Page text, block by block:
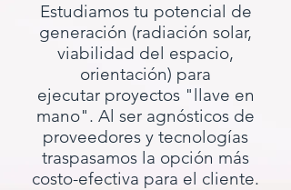
Estudiamos tu potencial de
generación (radiación solar,
viabilidad del espacio,
orientación) para
ejecutar proyectos "llave en
mano". Al ser agnósticos de
proveedores y tecnologías
traspasamos la opción más
costo-efectiva para el cliente.